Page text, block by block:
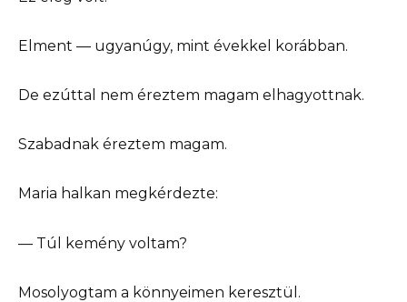
Elment — ugyanúgy, mint évekkel korábban.
De ezúttal nem éreztem magam elhagyottnak.
Szabadnak éreztem magam.
Maria halkan megkérdezte:
— Túl kemény voltam?
Mosolyogtam a könnyeimen keresztül.